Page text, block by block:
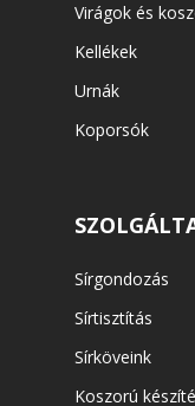
Virágok és
Kellékek
Urnák
Koporsók
Sírgondozás
Sírtisztítás
Sírköveink
Koszorú